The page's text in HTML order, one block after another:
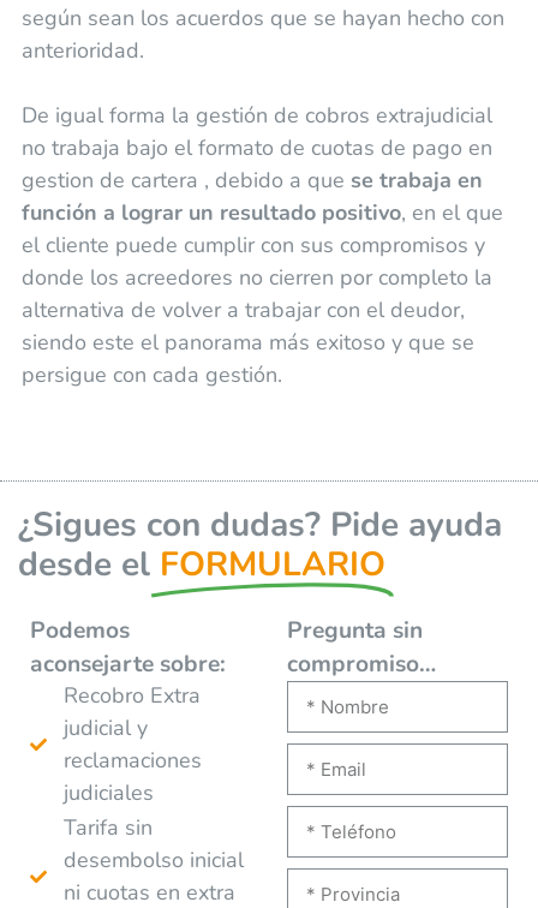
según sean los acuerdos que se hayan hecho con
anterioridad.
De igual forma la gestión de cobros extrajudicial
no trabaja bajo el formato de cuotas de pago en
gestion de cartera , debido a que se trabaja en
función a lograr un resultado positivo, en el que
el cliente puede cumplir con sus compromisos y
donde los acreedores no cierren por completo la
alternativa de volver a trabajar con el deudor,
siendo este el panorama más exitoso y que se
persigue con cada gestión.
¿Sigues con dudas? Pide ayuda
desde el FORMULARIO
Podemos
aconsejarte sobre:
Recobro Extra
judicial y
reclamaciones
judiciales
Tarifa sin
desembolso inicial
ni cuotas en extra
Pregunta sin
compromiso…